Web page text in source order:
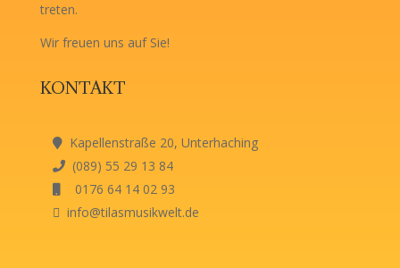
treten.
Wir freuen uns auf Sie!
KONTAKT
Kapellenstraße 20, Unterhaching
(089) 55 29 13 84
0176 64 14 02 93
info@tilasmusikwelt.de